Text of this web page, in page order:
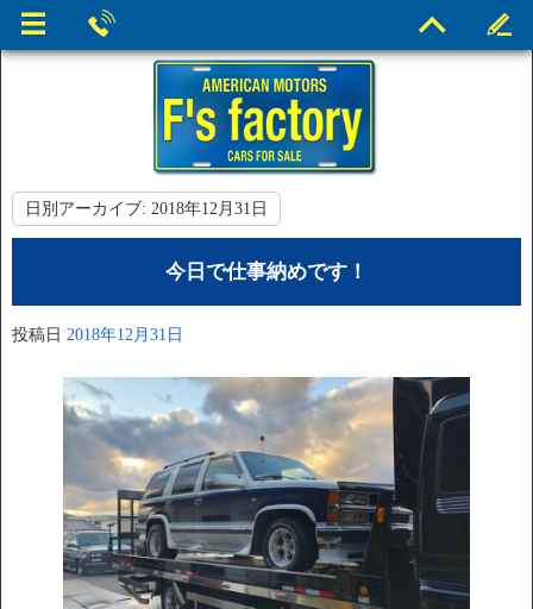
日別アーカイブ: 2018年12月31日
今日で仕事納めです！
投稿日 2018年12月31日